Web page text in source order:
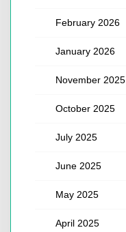
February 2026
January 2026
November 2025
October 2025
July 2025
June 2025
May 2025
April 2025